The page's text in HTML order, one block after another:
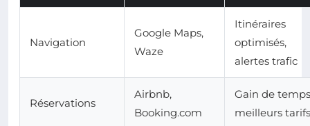
Navigation
Google Maps,
Waze
Itinéraires
optimisés,
alertes trafic
Réservations
Airbnb,
Booking.com
Gain de
meilleurs tarifs